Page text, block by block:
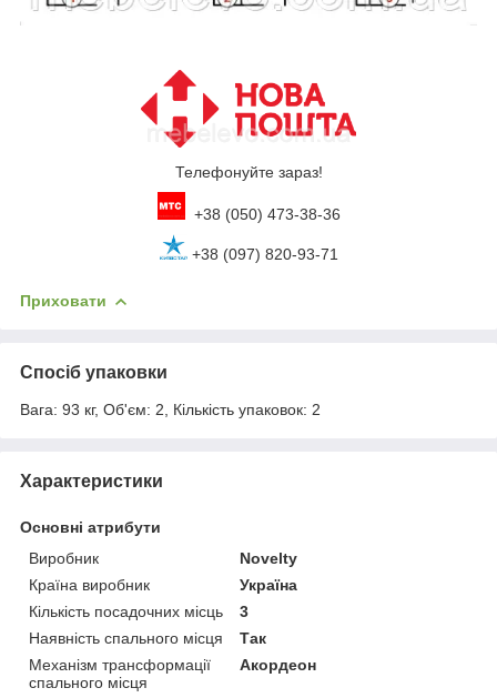
Телефонуйте зараз!
+38 (050) 473-38-36
+38 (097) 820-93-71
Приховати
Спосіб упаковки
Вага: 93 кг, Об'єм: 2, Кількість упаковок: 2
Характеристики
Основні атрибути
Виробник
Novelty
Країна виробник
Україна
Кількість посадочних місць
3
Наявність спального місця
Так
Механізм трансформації
спального місця
Акордеон